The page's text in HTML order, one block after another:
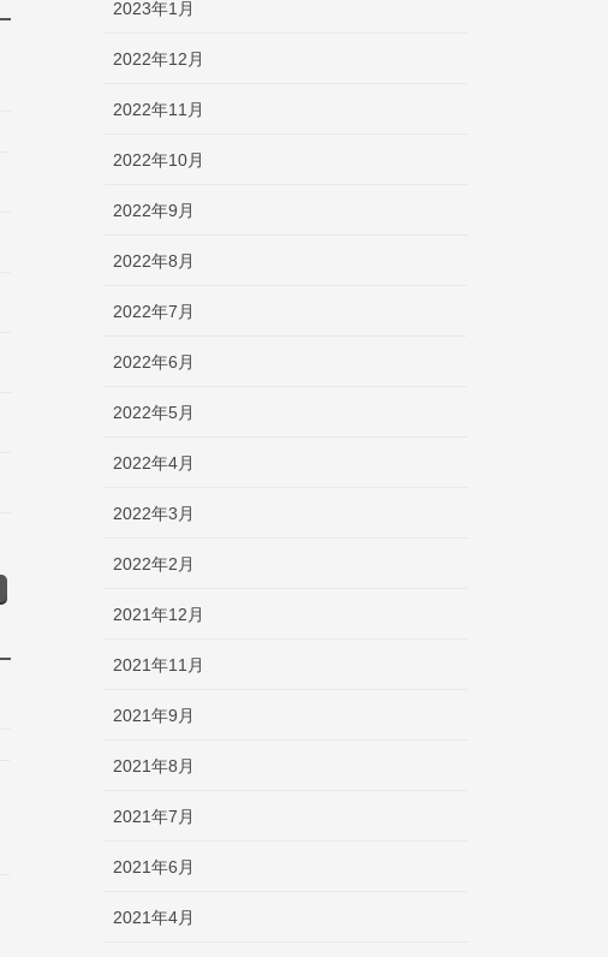
2023年1月
2022年12月
2022年11月
2022年10月
2022年9月
2022年8月
2022年7月
2022年6月
2022年5月
2022年4月
2022年3月
2022年2月
2021年12月
2021年11月
2021年9月
2021年8月
2021年7月
2021年6月
2021年4月